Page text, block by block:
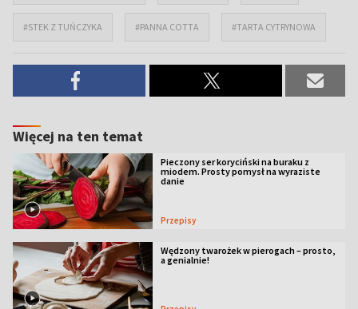
#STEK Z TUŃCZYKA #PANNA COTTA #TARTA CYTRYNOWA
Więcej na ten temat
Pieczony ser koryciński na buraku z
miodem. Prosty pomysł na wyraziste
danie
Przepisy
Wędzony twarożek w pierogach – prosto,
a genialnie!